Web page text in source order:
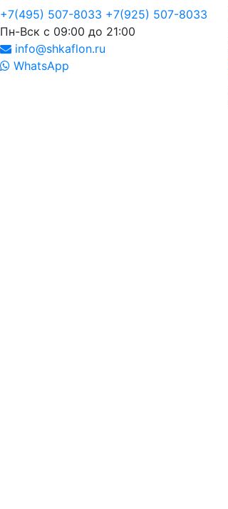
+7(495) 507-8033 +7(925) 507-8033
Пн-Вск с 09:00 до 21:00
info@shkaflon.ru
WhatsApp